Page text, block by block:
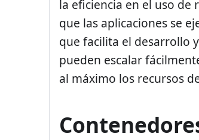
la eficiencia en el uso de
que las aplicaciones se
que facilita el desarrollo
pueden escalar
al máximo los recursos